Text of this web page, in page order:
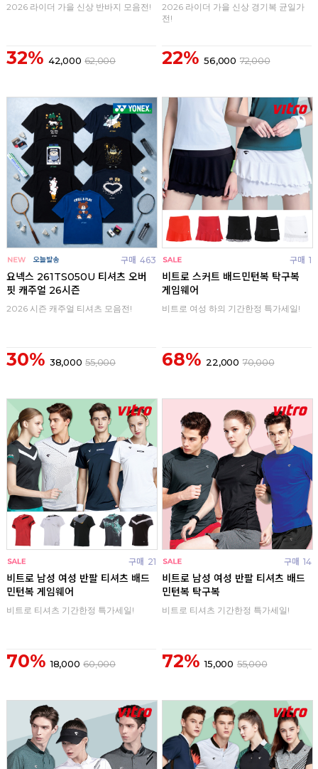
2026 라이더 가을 신상 반바지 모음전!
32% 42,000 62,000
2026 라이더 가을 신상 경기복 균일가
전!
22% 56,000 72,000
구매 463
요넥스 261TS050U 티셔츠 오버
핏 캐주얼 26시즌
2026 시즌 캐주얼 티셔츠 모음전!
30% 38,000 55,000
구매 1
비트로 스커트 배드민턴복 탁구복
게임웨어
비트로 여성 하의 기간한정 특가세일!
68% 22,000 70,000
구매 21
비트로 남성 여성 반팔 티셔츠 배드
민턴복 게임웨어
비트로 티셔츠 기간한정 특가세일!
70% 18,000 60,000
구매 14
비트로 남성 여성 반팔 티셔츠 배드
민턴복 탁구복
비트로 티셔츠 기간한정 특가세일!
72% 15,000 55,000